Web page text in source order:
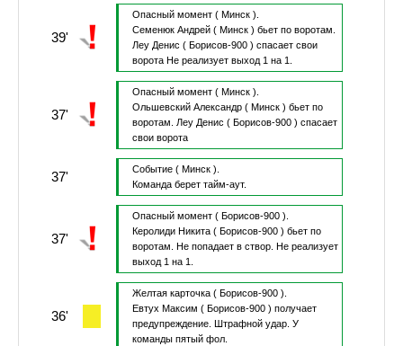
39'
Опасный момент ( Минск ).
Семенюк Андрей( Минск ) бьет по воротам.
Леу Денис ( Борисов-900 ) спасает свои
ворота Не реализует выход 1 на 1.
37'
Опасный момент ( Минск ).
Ольшевский Александр( Минск ) бьет по
воротам.
Леу Денис ( Борисов-900 ) спасает
свои ворота
37' Событие ( Минск ).
Команда берет тайм-аут.
37'
Опасный момент ( Борисов-900 ).
Керолиди Никита( Борисов-900 ) бьет по
воротам.
Не попадает в створ.
Не реализует
выход 1 на 1.
36'
Желтая карточка ( Борисов-900 ).
Евтух Максим ( Борисов-900 ) получает
предупреждение.
Штрафной удар. У
команды пятый фол.